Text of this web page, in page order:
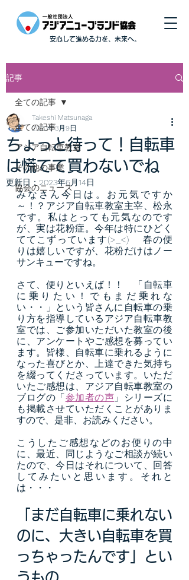
安心して進める力を、未来へ。
記事
全ての記事
アジア自転車教室
その他の事業
協会のニュース
全ての記事
ちょっと待って！自転車
は慌てて買わないでね
Takeshi Matsunaga
2023年3月9日
更新日： 2023年6月14日
みなさん今日は。お元気ですか
～！？アジア自転車教室主宰、松永
です。私はとっても元気なのです
が、実は花粉症。今年は特にひどく
ててこずっています(>_<) 　春の便
りは嬉しいですが、花粉だけはノー
サンキューですね。
さて、便りといえば！！　「自転車
に乗りたい！でもまだ乗れな
い・・」という皆さんに自転車の乗
り方を指導しているアジア自転車教
室では、ご参加いただいた教室の後
に、アンケートやご感想を募ってい
ます。皆様、自転車に乗れるように
なった喜びとか、上達できた気持ち
を綴ってくださっています。いただ
いたご感想は、アジア自転車教室の
ブログの「参加者の声 」シリーズに
も掲載させていただくことがありま
すので、是非、お読みください。
こうしたご感想などのお便りの中
に、最近、同じようなご相談が続い
たので、今日はそれについて、回答
してみたいと思います。それと
は・・・
「まだ自転車に乗れない
のに、大きい自転車を買
っちゃったんです」とい
うもの